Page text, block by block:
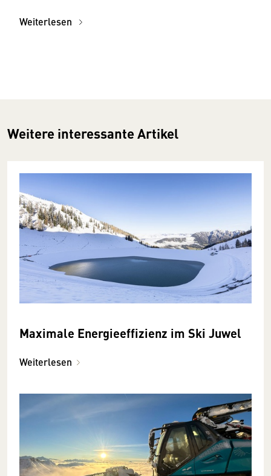
Weiterlesen
Weitere interessante Artikel
Maximale Energieeffizienz im Ski Juwel
Weiterlesen